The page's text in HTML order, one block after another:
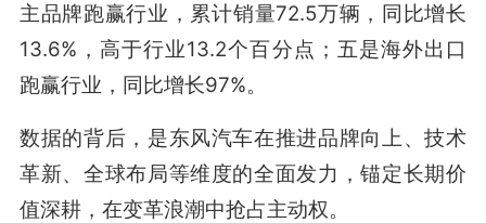
主品牌跑赢行业，累计销量72.5万辆，同比增长
13.6%，高于行业13.2个百分点；五是海外出口
跑赢行业，同比增长97%。
数据的背后，是东风汽车在推进品牌向上、技术
革新、全球布局等维度的全面发力，锚定长期价
值深耕，在变革浪潮中抢占主动权。